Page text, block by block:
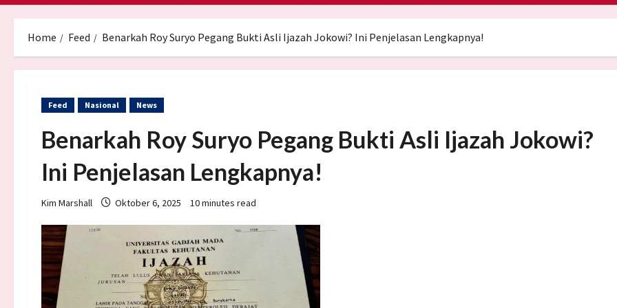
Home Feed Benarkah Roy Suryo Pegang Bukti Asli Ijazah Jokowi? Ini Penjelasan Lengkapnya!
Feed Nasional News
Benarkah Roy Suryo Pegang Bukti Asli Ijazah Jokowi?
Ini Penjelasan Lengkapnya!
Kim Marshall Oktober 6, 2025 10 minutes read